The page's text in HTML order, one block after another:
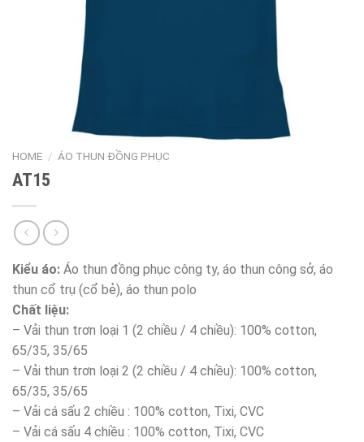
HOME / ÁO THUN ĐỒNG PHỤC
AT15
Kiểu áo: Áo thun đồng phục công ty, áo thun công sở, áo
thun cổ trụ (cổ bẻ), áo thun polo
Chất liệu:
– Vải thun trơn loại 1 (2 chiều / 4 chiều): 100% cotton,
65/35, 35/65
– Vải thun trơn loại 2 (2 chiều / 4 chiều): 100% cotton,
65/35, 35/65
– Vải cá sấu 2 chiều : 100% cotton, Tixi, CVC
– Vải cá sấu 4 chiều : 100% cotton, Tixi, CVC